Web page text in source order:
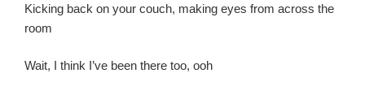
Kicking back on your couch, making eyes from across the
room
Wait, I think I’ve been there too, ooh